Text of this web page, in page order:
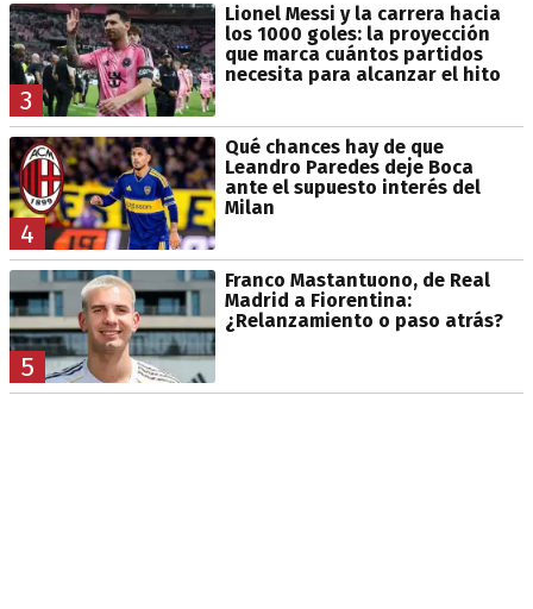
3
Lionel Messi y la carrera hacia
los 1000 goles: la proyección
que marca cuántos partidos
necesita para alcanzar el hito
4
Qué chances hay de que
Leandro Paredes deje Boca
ante el supuesto interés del
Milan
5
Franco Mastantuono, de Real
Madrid a Fiorentina:
¿Relanzamiento o paso atrás?